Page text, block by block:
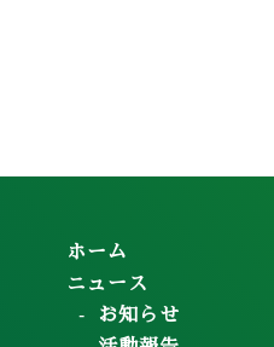
ホーム
ニュース
お知らせ